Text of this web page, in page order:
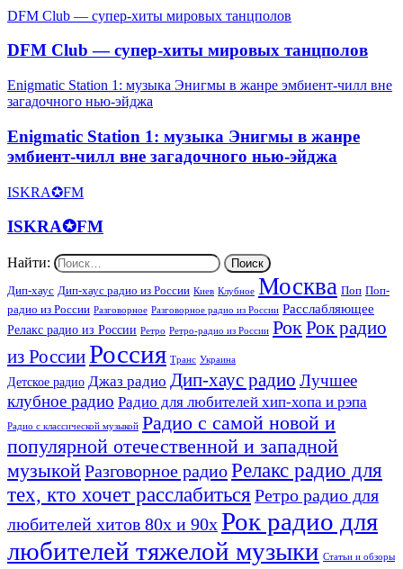
DFM Club — супер-хиты мировых танцполов
DFM Club — супер-хиты мировых танцполов
Enigmatic Station 1: музыка Энигмы в жанре эмбиент-чилл вне
загадочного нью-эйджа
Enigmatic Station 1: музыка Энигмы в жанре
эмбиент-чилл вне загадочного нью-эйджа
ISKRA✪FM
ISKRA✪FM
Найти:
Дип-хаус Дип-хаус радио из России Киев Клубное Москва Поп Поп-
радио из России Разговорное Разговорное радио из России Расслабляющее
Релакс радио из России Ретро Ретро-радио из России РокРок радио
из РоссииРоссия Транс Украина
Детское радио Джаз радио Дип-хаус радио Лучшее
клубное радио Радио для любителей хип-хопа и рэпа
Радио с классической музыкой Радио с самой новой и
популярной отечественной и западной
музыкойРазговорное радиоРелакс радио для
тех, кто хочет расслабиться Ретро радио для
любителей хитов 80х и 90хРок радио для
любителей тяжелой музыки Статьи и обзоры